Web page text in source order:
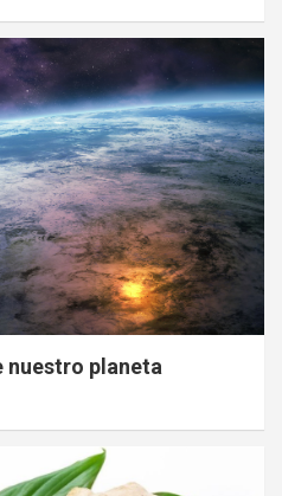
nuestro planeta